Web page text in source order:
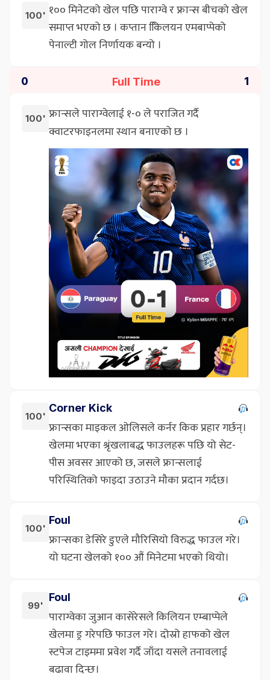
100' १०० मिनेटको खेल पछि पाराग्वे र फ्रान्स बीचको खेल
समाप्त भएको छ । कप्तान कििलयन एमबाप्पेको
पेनाल्टी गोल निर्णायक बन्यो ।
0 Full Time 1
100' फ्रान्सले पाराग्वेलाई १-० ले पराजित गर्दै
क्वाटरफाइनलमा स्थान बनाएको छ ।
100'
Corner Kick
फ्रान्सका माइकल ओलिसले कर्नर किक प्रहार गर्छन्।
खेलमा भएका श्रृंखलाबद्ध फाउलहरू पछि यो सेट-
पीस अवसर आएको छ, जसले फ्रान्सलाई
परिस्थितिको फाइदा उठाउने मौका प्रदान गर्दछ।
100'
Foul
फ्रान्सका डेसिरे डुएले मौरिसियो विरुद्ध फाउल गरे।
यो घटना खेलको १०० औं मिनेटमा भएको थियो।
99'
Foul
पाराग्वेका जुआन कासेरेसले किलियन एम्बाप्पेले
खेलमा ड्र गरेपछि फाउल गरे। दोस्रो हाफको खेल
स्टपेज टाइममा प्रवेश गर्दै जाँदा यसले तनावलाई
बढावा दिन्छ।